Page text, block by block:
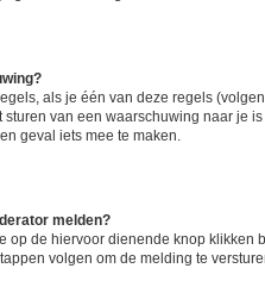
als je één van deze regels
van een waarschuwing naar je
geval iets mee te maken.
melden?
op de hiervoor dienende knop klikken
volgen om de melding te